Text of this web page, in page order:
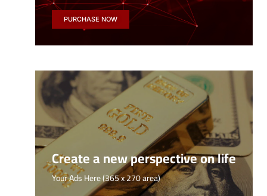
PURCHASE NOW
Create a new perspective on life
Your Ads Here (365 x 270 area)